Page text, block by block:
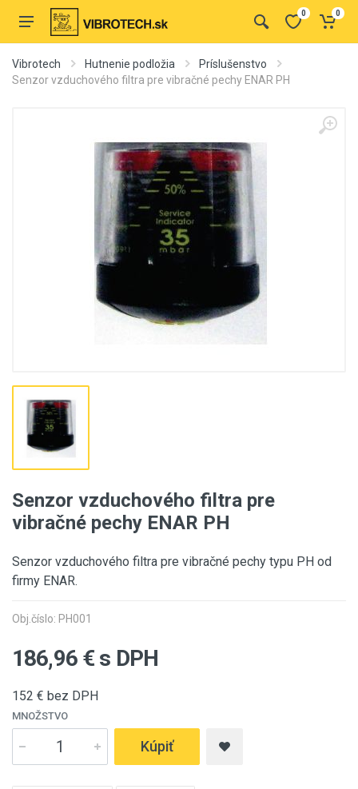
0 0
Vibrotech Hutnenie podložia
Príslušenstvo
Senzor vzduchového filtra pre vibračné pechy ENAR PH
Senzor vzduchového filtra pre
vibračné pechy ENAR PH
Senzor vzduchového filtra pre vibračné pechy typu PH od
firmy ENAR.
Obj.číslo: PH001
186,96€ s DPH
152 € bez DPH
MNOŽSTVO
Kúpiť